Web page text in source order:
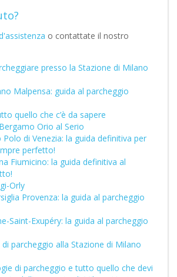
o contattate il nostro
presso la Stazione di Milano
Malpensa: guida al parcheggio
quello che c’è da sapere
Orio al Serio
di Venezia: la guida definitiva per
perfetto!
Fiumicino: la guida definitiva al
Orly
Provenza: la guida al parcheggio
Saint-Exupéry: la guida al parcheggio
parcheggio alla Stazione di Milano
di parcheggio e tutto quello che devi